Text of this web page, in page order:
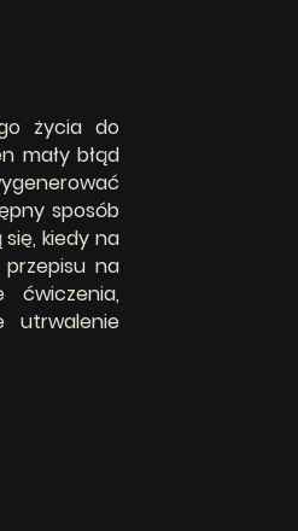
życia do
mały błąd
sposób
kiedy na
na
ćwiczenia,
utrwalenie